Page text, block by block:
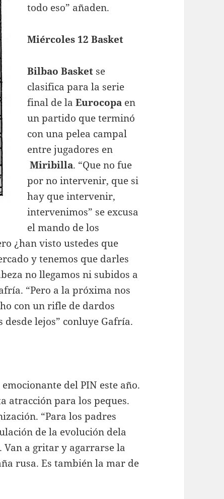
todo eso” añaden.
Miércoles 12 Basket
Bilbao Basket se
clasifica para la serie
final de laEurocopa en
un partido que terminó
con una pelea campal
entre jugadores en
Miribilla. “Que no fue
por no intervenir, que si
hay que intervenir,
intervenimos” se excusa
el mando de los
¿han visto ustedes que
y tenemos que darles
no llegamos ni subidos a
“Pero a la próxima nos
con un rifle de dardos
lejos” conluye Gafría.
del PIN este año.
atracción para los peques.
“Para los padres
de la evolución dela
Van a gritar y agarrarse la
rusa. Es también la mar de